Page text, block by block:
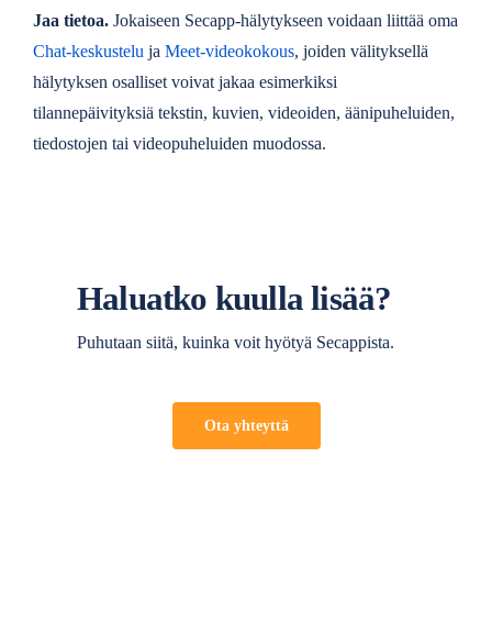
Jaa tietoa. Jokaiseen Secapp-hälytykseen voidaan liittää oma
Chat-keskustelu ja Meet-videokokous, joiden välityksellä
hälytyksen osalliset voivat jakaa esimerkiksi
tilannepäivityksiä tekstin, kuvien, videoiden, äänipuheluiden,
tiedostojen tai videopuheluiden muodossa.
Haluatko kuulla lisää?
Puhutaan siitä, kuinka voit hyötyä Secappista.
Ota yhteyttä